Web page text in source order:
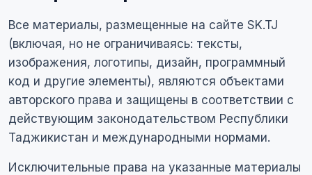
Все материалы, размещенные на сайте SK.TJ
(включая, но не ограничиваясь: тексты,
изображения, логотипы, дизайн, программный
код и другие элементы), являются объектами
авторского права и защищены в соответствии с
действующим законодательством Республики
Таджикистан и международными нормами.
Исключительные права на указанные материалы